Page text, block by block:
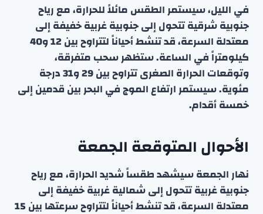
في الليل، سيستمر الطقس مائلاً للحرارة، مع رياح
جنوبية شرقية تتحول إلى جنوبية غربية خفيفة إلى
معتدلة السرعة، قد تنشط أحياناً لتتراوح بين 12 و40
كيلومتراً في الساعة. ستظهر سحب متفرقة،
وتوقعات الحرارة الصغرى تتراوح بين 29 و31 درجة
مئوية. سيستمر ارتفاع الموج في البحر بين قدمين إلى
خمسة أقدام.
الأحوال المتوقعة الجمعة
نهار الجمعة سيشهد طقساً شديد الحرارة، مع رياح
جنوبية غربية تتحول إلى شمالية غربية خفيفة إلى
معتدلة السرعة، قد تنشط أحياناً لتتراوح سرعتها بين 15